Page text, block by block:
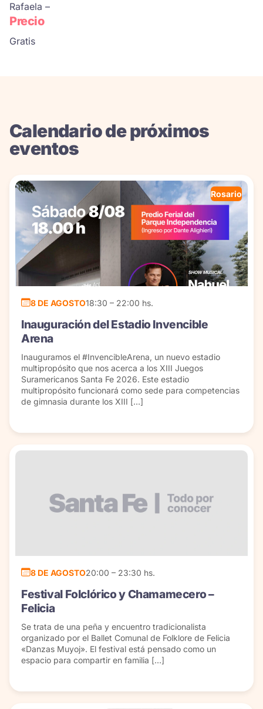
Rafaela –
Precio
Gratis
Calendario de próximos
eventos
Rosario
8 DE AGOSTO18:30 – 22:00 hs.
Inauguración del Estadio Invencible
Arena
Inauguramos el #InvencibleArena, un nuevo estadio
multipropósito que nos acerca a los XIII Juegos
Suramericanos Santa Fe 2026. Este estadio
multipropósito funcionará como sede para competencias
de gimnasia durante los XIII […]
8 DE AGOSTO20:00 – 23:30 hs.
Festival Folclórico y Chamamecero –
Felicia
Se trata de una peña y encuentro tradicionalista
organizado por el Ballet Comunal de Folklore de Felicia
«Danzas Muyoj». El festival está pensado como un
espacio para compartir en familia […]